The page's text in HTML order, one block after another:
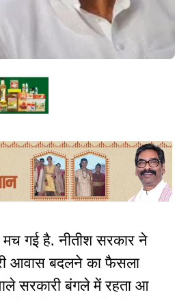
गई है. नीतीश सरकार ने
आवास बदलने का फैसला
सरकारी बंगले में रहता आ